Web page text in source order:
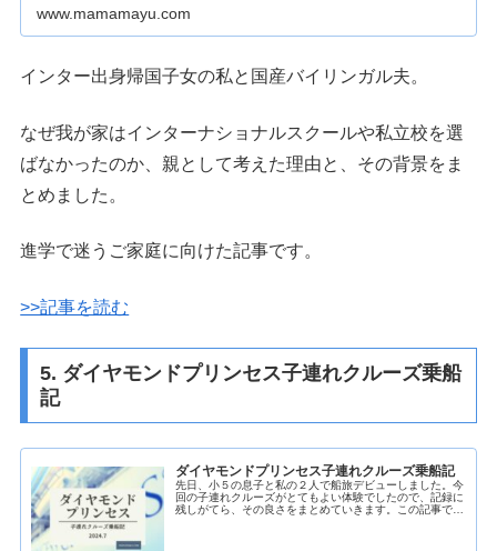
www.mamamayu.com
インター出身帰国子女の私と国産バイリンガル夫。
なぜ我が家はインターナショナルスクールや私立校を選
ばなかったのか、親として考えた理由と、その背景をま
とめました。
進学で迷うご家庭に向けた記事です。
>>記事を読む
5. ダイヤモンドプリンセス子連れクルーズ乗船
記
ダイヤモンドプリンセス子連れクルーズ乗船記
先日、小５の息子と私の２人で船旅デビューしました。今
回の子連れクルーズがとてもよい体験でしたので、記録に
残しがてら、その良さをまとめていきます。この記事で